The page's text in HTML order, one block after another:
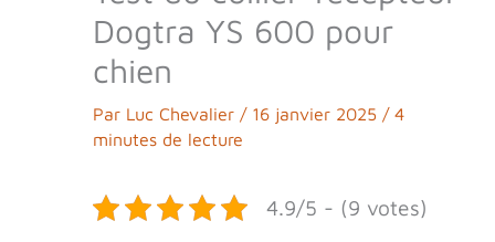
Dogtra YS 600 pour
chien
Par Luc Chevalier / 16 janvier 2025 / 4
minutes de lecture
4.9/5 - (9 votes)